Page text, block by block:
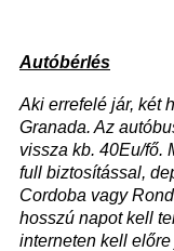
Autóbérlés
Aki errefelé jár, két
Granada. Az
vissza kb. 40Eu/fő.
full biztosítással,
Cordoba vagy
hosszú napot kell
interneten kell